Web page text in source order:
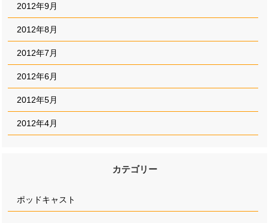
2012年9月
2012年8月
2012年7月
2012年6月
2012年5月
2012年4月
カテゴリー
ポッドキャスト